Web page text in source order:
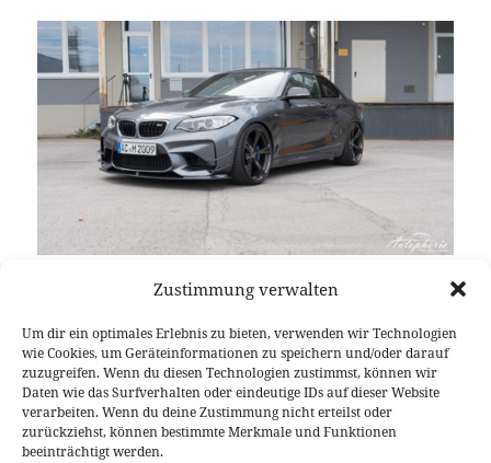
Zustimmung verwalten
Um dir ein optimales Erlebnis zu bieten, verwenden wir Technologien
wie Cookies, um Geräteinformationen zu speichern und/oder darauf
zuzugreifen. Wenn du diesen Technologien zustimmst, können wir
Daten wie das Surfverhalten oder eindeutige IDs auf dieser Website
verarbeiten. Wenn du deine Zustimmung nicht erteilst oder
zurückziehst, können bestimmte Merkmale und Funktionen
beeinträchtigt werden.
Es ist unbestritten das aktuell beste, weil purste,
(F87). Klar Die Modelle M3 / M4 und aufwärts sind
stärker, in vielen Fällen auch schneller, aber keiner
trägt die pure Essenz „des stärksten Buchstaben der
Welt“ besser nach außen als der vermeintlich
kleinste. Was will man also da noch verbessern? AC